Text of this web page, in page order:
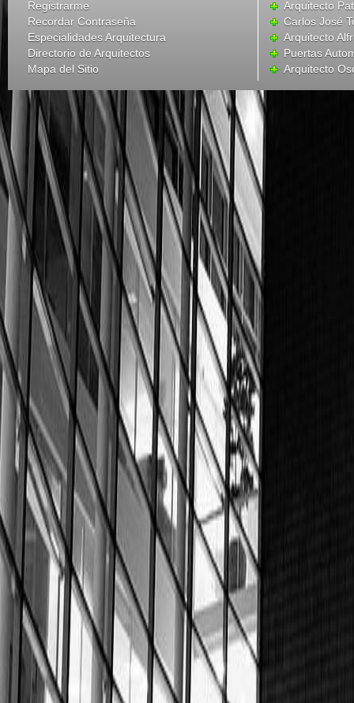
Registrarme
Recordar Contraseña
Especialidades Arquitectura
Directorio de Arquitectos
Mapa del Sitio
Arquitecto
Carlos José
Arquitecto
Puertas
Arquitecto